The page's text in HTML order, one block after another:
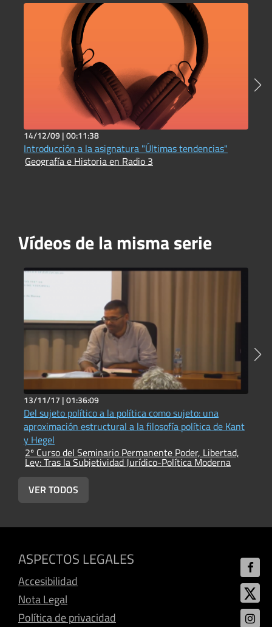
14/12/09 |00:11:38
Introducción a la asignatura "Últimas tendencias"
Geografía e Historia en Radio 3
Vídeos de la misma serie
13/11/17 |01:36:09
Del sujeto político a la política como sujeto: una
aproximación estructural a la filosofía política de Kant
y Hegel
2º Curso del Seminario Permanente Poder, Libertad,
Ley: Tras la Subjetividad Jurídico-Política Moderna
VER TODOS
ASPECTOS LEGALES
Accesibilidad
Nota Legal
Política de privacidad